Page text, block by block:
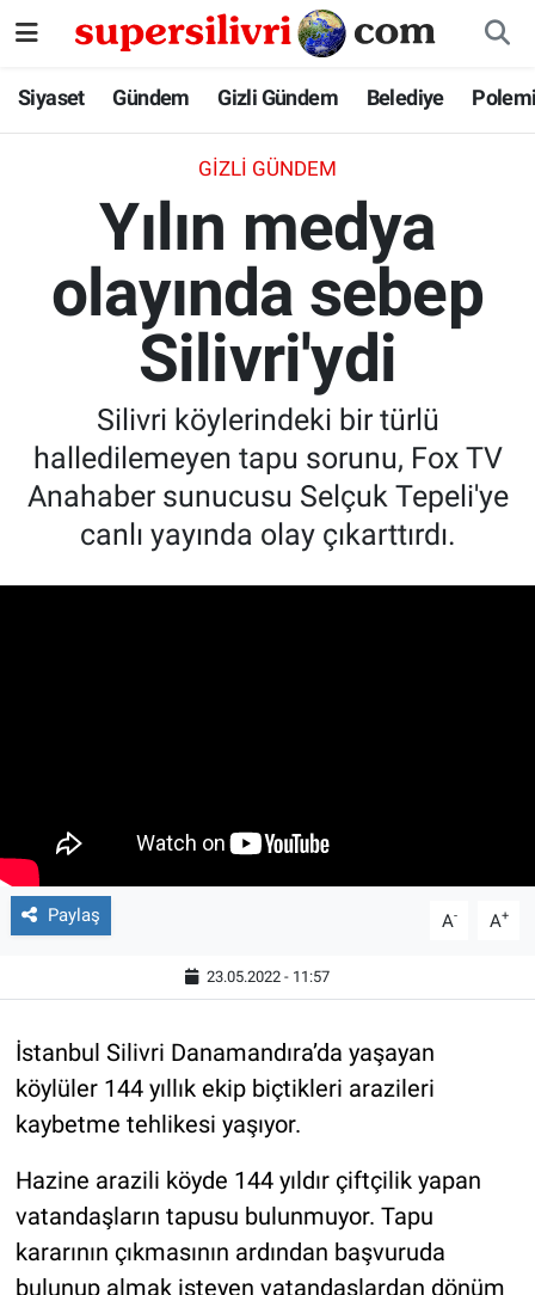
Siyaset Gündem Gizli Gündem Belediye
GIZLI GÜNDEM
Yılın medya
olayında sebep
Silivri'ydi
Silivri köylerindeki bir türlü
halledilemeyen tapu sorunu, Fox TV
Anahaber sunucusu Selçuk Tepeli'ye
canlı yayında olay çıkarttırdı.
Paylaş A- A+
23.05.2022 - 11:57
İstanbul Silivri Danamandıra’da yaşayan
köylüler 144 yıllık ekip biçtikleri arazileri
kaybetme tehlikesi yaşıyor.
Hazine arazili köyde 144 yıldır çiftçilik yapan
vatandaşların tapusu bulunmuyor. Tapu
kararının çıkmasının ardından başvuruda
bulunup almak isteyen vatandaşlardan dönüm
Siyaset
Gizli Gündem
Belediye
Polemik
İstanbul Nöbetçi Eczaneler
İstanbul Hava Durumu
İstanbul Namaz Vakitleri
İstanbul Trafik Yoğunluk Haritası
Süper Lig Puan Durumu ve Fikstür
Son Dakika Haberleri
Haber Arşivi